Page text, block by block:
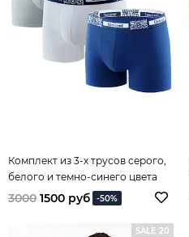
Комплект из 3-х трусов серого,
белого и темно-синего цвета
3000 1500 руб -50%
SALE 20